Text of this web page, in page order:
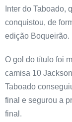
Inter do Taboado,
conquistou, de
edição Boqueirão.
O gol do título foi
camisa 10
Taboado
final e segurou a
final.